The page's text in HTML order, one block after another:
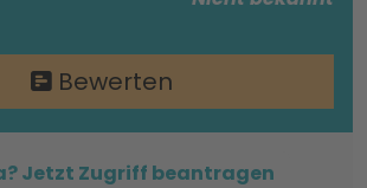
Bewerten
Jetzt Zugriff beantragen